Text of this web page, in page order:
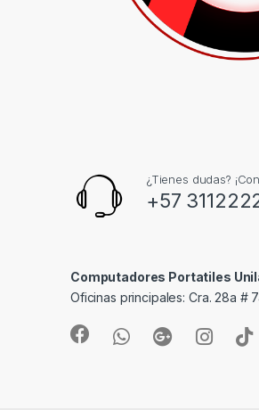
¿Tienes dudas?
+57
Computadores Portatiles
Oficinas principales: Cra. 28a #